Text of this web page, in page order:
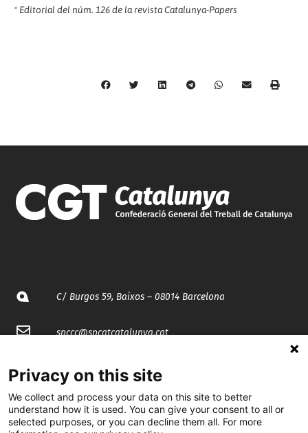
* Editorial del núm. 126 de la revista Catalunya-Papers
C/ Burgos 59, Baixos – 08014 Barcelona
spccc@spcgtcatalunya.cat
@CGTCatalunya
Privacy on this site
We collect and process your data on this site to better
understand how it is used. You can give your consent to all or
selected purposes, or you can decline them all. For more